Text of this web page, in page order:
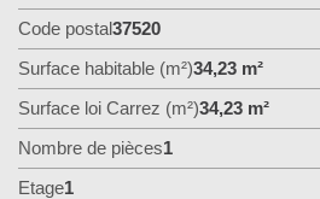
Code postal37520
Surface habitable (m²)34,23 m²
Surface loi Carrez (m²)34,23 m²
Nombre de pièces1
Etage1